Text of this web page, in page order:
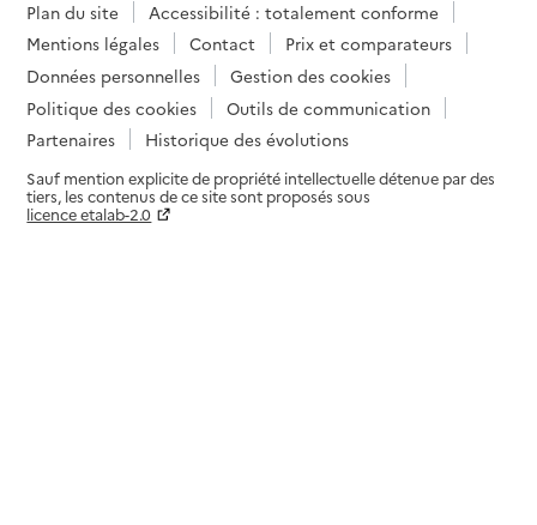
Plan du site
Accessibilité : totalement conforme
Mentions légales
Contact
Prix et comparateurs
Données personnelles
Gestion des cookies
Politique des cookies
Outils de communication
Partenaires
Historique des évolutions
Sauf mention explicite de propriété intellectuelle détenue par des
tiers, les contenus de ce site sont proposés sous
licence etalab-2.0